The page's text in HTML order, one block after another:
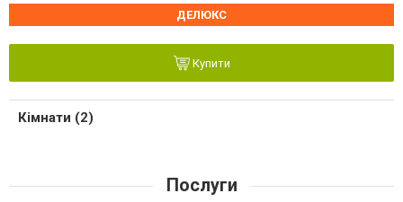
ДЕЛЮКС
Купити
Кімнати (2)
Послуги